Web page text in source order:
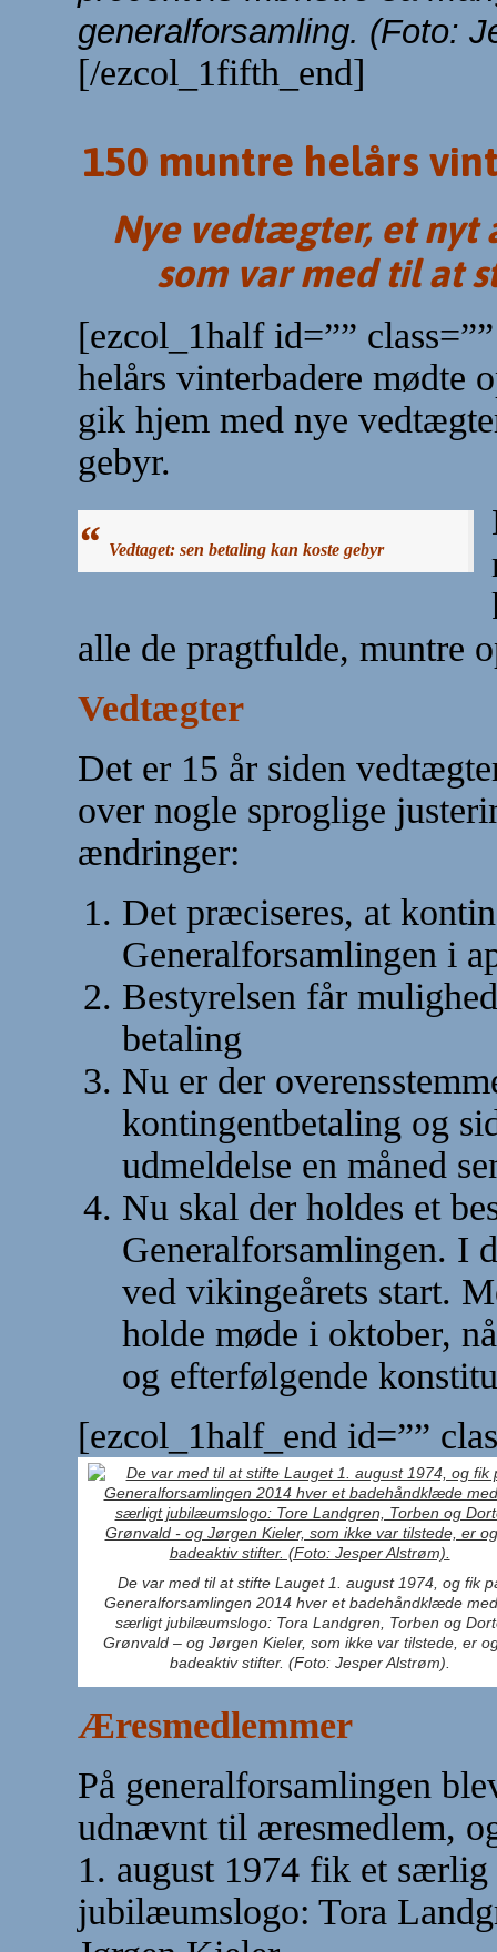
generalforsamling. (Foto:
[/ezcol_1fifth_end]
150 muntre helårs
Nye vedtægter, et nyt
som var med til at
[ezcol_1half id=””
helårs vinterbadere mødte
gik hjem med nye
gebyr.
“ Vedtaget: sen betaling kan koste gebyr
alle de pragtfulde, muntre
Vedtægter
Det er 15 år siden
over nogle sproglige
ændringer:
Det præciseres, at
Generalforsamlingen i
Bestyrelsen får
betaling
Nu er der
kontingentbetaling og
udmeldelse en måned
Nu skal der holdes et
Generalforsamlingen. I
ved vikingeårets start.
holde møde i oktober,
og efterfølgende
[ezcol_1half_end id=””
De var med til at stifte Lauget 1. august 1974, og fik
Generalforsamlingen 2014 hver et badehåndklæde
særligt jubilæumslogo: Tora Landgren, Torben og
Grønvald – og Jørgen Kieler, som ikke var tilstede, er
badeaktiv stifter. (Foto: Jesper Alstrøm).
Æresmedlemmer
På generalforsamlingen
udnævnt til æresmedlem,
1. august 1974 fik et
jubilæumslogo: Tora